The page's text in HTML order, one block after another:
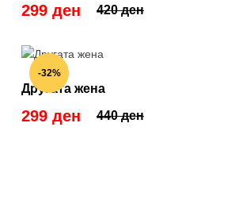
420 ден
299 ден
-32%
Другата жена
440 ден
299 ден